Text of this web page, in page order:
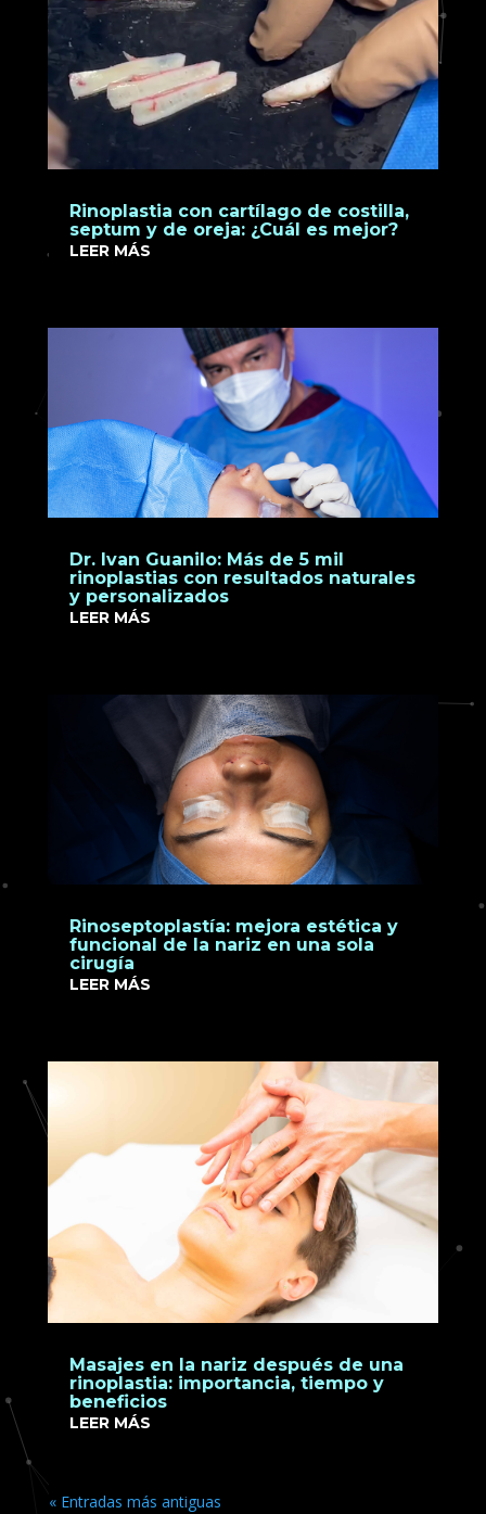
Rinoplastia con cartílago de costilla,
septum y de oreja: ¿Cuál es mejor?
LEER MÁS
Dr. Ivan Guanilo: Más de 5 mil
rinoplastias con resultados naturales
y personalizados
LEER MÁS
Rinoseptoplastía: mejora estética y
funcional de la nariz en una sola
cirugía
LEER MÁS
Masajes en la nariz después de una
rinoplastia: importancia, tiempo y
beneficios
LEER MÁS
« Entradas más antiguas